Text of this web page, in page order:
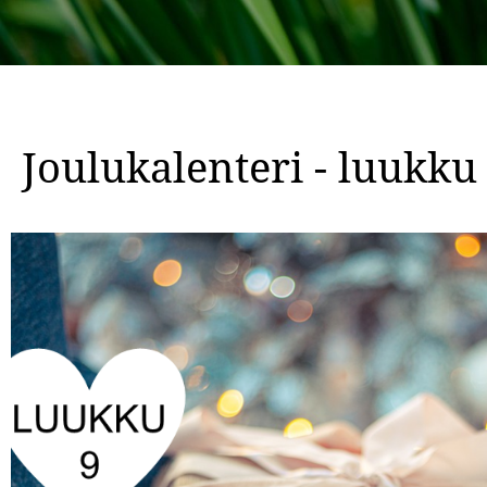
Joulukalenteri - luukku